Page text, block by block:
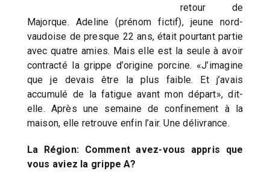
retour de
Majorque. Adeline (prénom fictif), jeune nord-
vaudoise de presque 22 ans, était pourtant partie
avec quatre amies. Mais elle est la seule à avoir
contracté la grippe d’origine porcine. «J’imagine
que je devais être la plus faible. Et j’avais
accumulé de la fatigue avant mon départ», dit-
elle. Après une semaine de confinement à la
maison, elle retrouve enfin l’air. Une délivrance.
La Région: Comment avez-vous appris que
vous aviez la grippe A?